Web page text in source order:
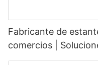
Fabricante de
comercios |
exhibición de